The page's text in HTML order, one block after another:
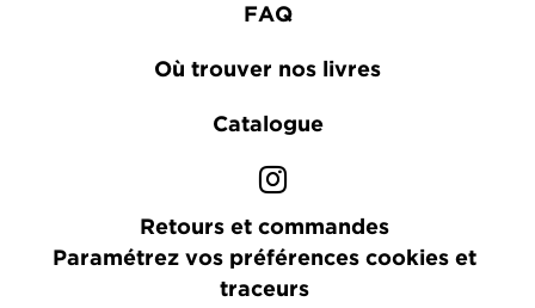
FAQ
Où trouver nos livres
Catalogue
Retours et commandes
Paramétrez vos préférences cookies et
traceurs